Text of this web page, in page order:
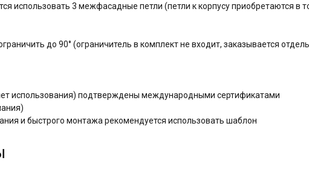
использовать 3 межфасадные петли (петли к корпусу приобретаются в
до 90° (ограничитель в комплект не входит, заказывается
использования) подтверждены международными сертификатами
и быстрого монтажа рекомендуется использовать шаблон